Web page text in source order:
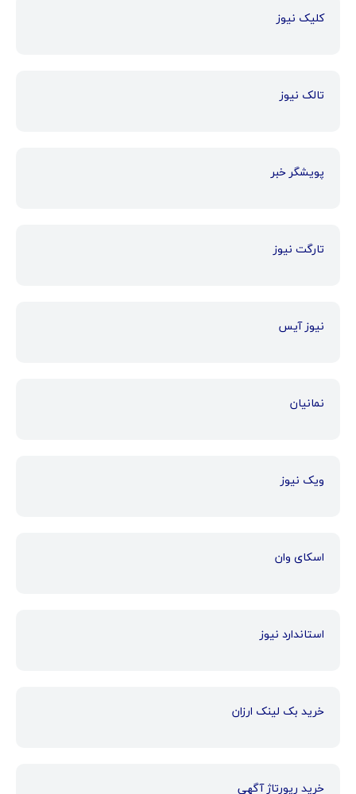
کلیک نیوز
تالک نیوز
پویشگر خبر
تارگت نیوز
نیوز آیس
نمانیان
ویک نیوز
اسکای وان
استاندارد نیوز
خرید بک لینک ارزان
خرید رپورتاژ آگهی